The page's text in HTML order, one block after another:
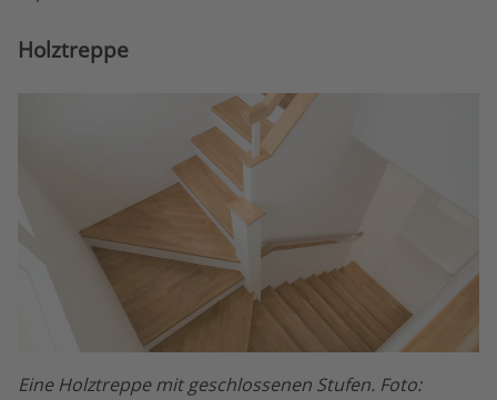
Holztreppe
Eine Holztreppe mit geschlossenen Stufen. Foto: